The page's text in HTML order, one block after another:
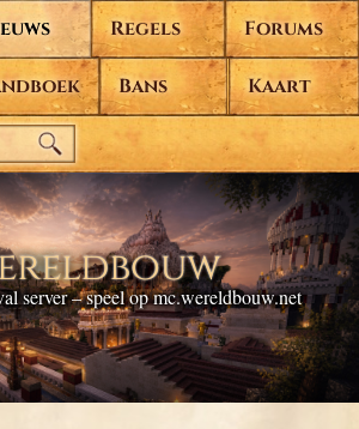
Regels Forums
Bans
Kaart
server – speel op mc.wereldbouw.net